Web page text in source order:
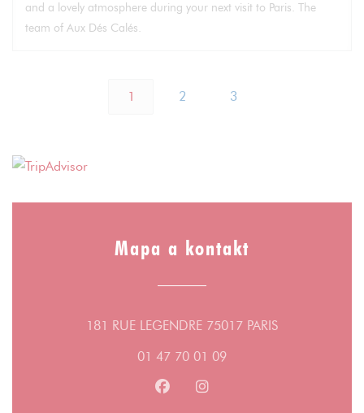
and a lovely atmosphere during your next visit to Paris. The
team of Aux Dés Calés.
1 2 3
Mapa a kontakt
181 RUE LEGENDRE 75017 PARIS((otevře se v
01 47 70 01 09
Facebook ((otevře se v novém
Instagram ((otevře se v